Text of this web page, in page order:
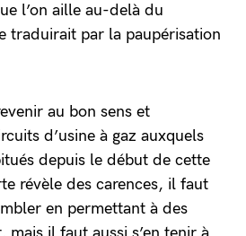
l’on aille au-delà du
traduirait par la paupérisation
au bon sens et
d’usine à gaz auxquels
depuis le début de cette
révèle des carences, il faut
en permettant à des